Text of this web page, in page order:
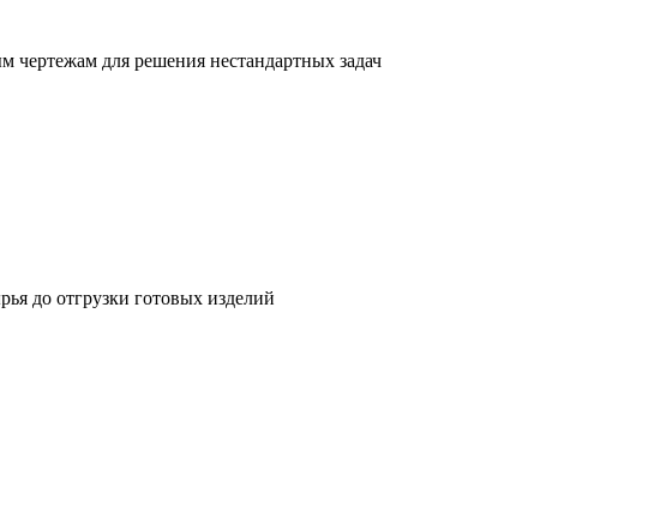
чертежам для решения нестандартных задач
до отгрузки готовых изделий